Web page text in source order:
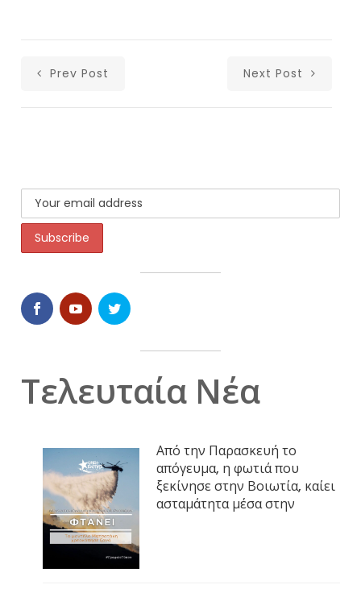
Prev Post Next Post
Τελευταία Νέα
Από την Παρασκευή το
απόγευμα, η φωτιά που
ξεκίνησε στην Βοιωτία, καίει
ασταμάτητα μέσα στην